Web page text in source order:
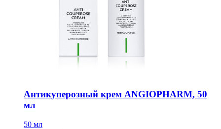
Антикуперозный крем ANGIOPHARM, 50
мл
50 мл